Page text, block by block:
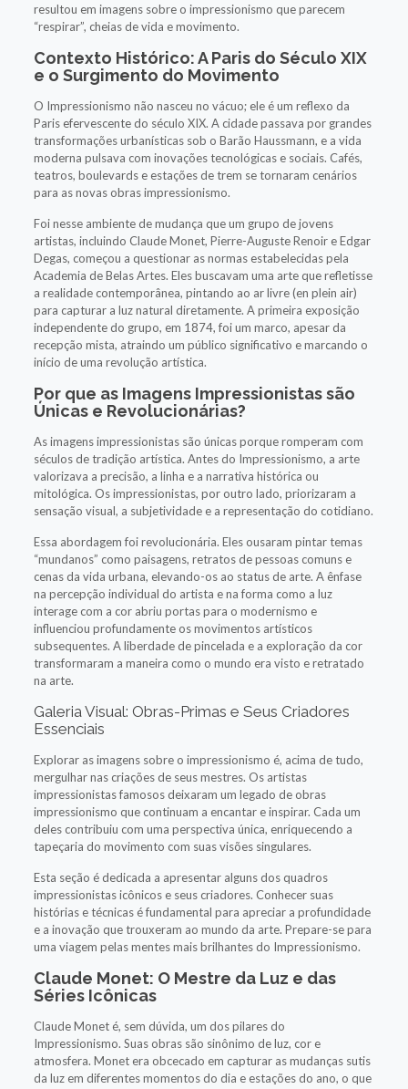
resultou em imagens sobre o impressionismo que parecem
“respirar”, cheias de vida e movimento.
Contexto Histórico: A Paris do Século XIX
e o Surgimento do Movimento
O Impressionismo não nasceu no vácuo; ele é um reflexo da
Paris efervescente do século XIX. A cidade passava por grandes
transformações urbanísticas sob o Barão Haussmann, e a vida
moderna pulsava com inovações tecnológicas e sociais. Cafés,
teatros, boulevards e estações de trem se tornaram cenários
para as novas obras impressionismo.
Foi nesse ambiente de mudança que um grupo de jovens
artistas, incluindo Claude Monet, Pierre-Auguste Renoir e Edgar
Degas, começou a questionar as normas estabelecidas pela
Academia de Belas Artes. Eles buscavam uma arte que refletisse
a realidade contemporânea, pintando ao ar livre (en plein air)
para capturar a luz natural diretamente. A primeira exposição
independente do grupo, em 1874, foi um marco, apesar da
recepção mista, atraindo um público significativo e marcando o
início de uma revolução artística.
Por que as Imagens Impressionistas são
Únicas e Revolucionárias?
As imagens impressionistas são únicas porque romperam com
séculos de tradição artística. Antes do Impressionismo, a arte
valorizava a precisão, a linha e a narrativa histórica ou
mitológica. Os impressionistas, por outro lado, priorizaram a
sensação visual, a subjetividade e a representação do cotidiano.
Essa abordagem foi revolucionária. Eles ousaram pintar temas
“mundanos” como paisagens, retratos de pessoas comuns e
cenas da vida urbana, elevando-os ao status de arte. A ênfase
na percepção individual do artista e na forma como a luz
interage com a cor abriu portas para o modernismo e
influenciou profundamente os movimentos artísticos
subsequentes. A liberdade de pincelada e a exploração da cor
transformaram a maneira como o mundo era visto e retratado
na arte.
Galeria Visual: Obras-Primas e Seus Criadores
Essenciais
Explorar as imagens sobre o impressionismo é, acima de tudo,
mergulhar nas criações de seus mestres. Os artistas
impressionistas famosos deixaram um legado de obras
impressionismo que continuam a encantar e inspirar. Cada um
deles contribuiu com uma perspectiva única, enriquecendo a
tapeçaria do movimento com suas visões singulares.
Esta seção é dedicada a apresentar alguns dos quadros
impressionistas icônicos e seus criadores. Conhecer suas
histórias e técnicas é fundamental para apreciar a profundidade
e a inovação que trouxeram ao mundo da arte. Prepare-se para
uma viagem pelas mentes mais brilhantes do Impressionismo.
Claude Monet: O Mestre da Luz e das
Séries Icônicas
Claude Monet é, sem dúvida, um dos pilares do
Impressionismo. Suas obras são sinônimo de luz, cor e
atmosfera. Monet era obcecado em capturar as mudanças sutis
da luz em diferentes momentos do dia e estações do ano, o que